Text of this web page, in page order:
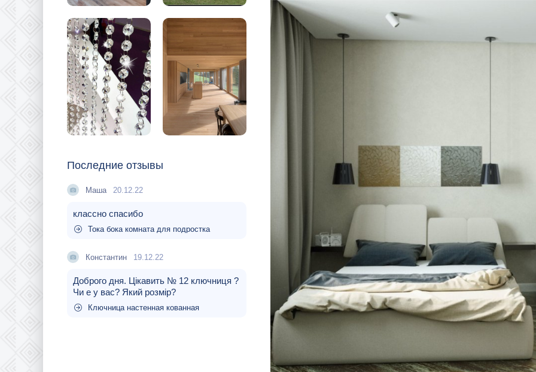
Последние отзывы
Маша 20.12.22
классно спасибо
Тока бока комната для подростка
Константин 19.12.22
Доброго дня. Цікавить № 12 ключниця ?
Чи е у вас? Який розмір?
Ключница настенная кованная